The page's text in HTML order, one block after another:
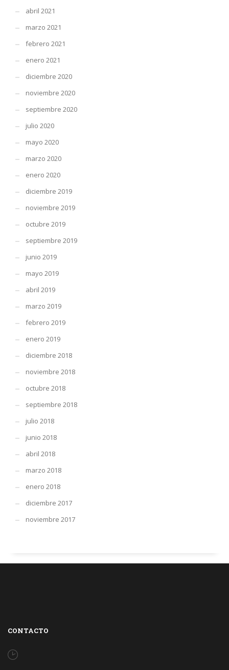
abril 2021
marzo 2021
febrero 2021
enero 2021
diciembre 2020
noviembre 2020
septiembre 2020
julio 2020
mayo 2020
marzo 2020
enero 2020
diciembre 2019
noviembre 2019
octubre 2019
septiembre 2019
junio 2019
mayo 2019
abril 2019
marzo 2019
febrero 2019
enero 2019
diciembre 2018
noviembre 2018
octubre 2018
septiembre 2018
julio 2018
junio 2018
abril 2018
marzo 2018
enero 2018
diciembre 2017
noviembre 2017
CONTACTO